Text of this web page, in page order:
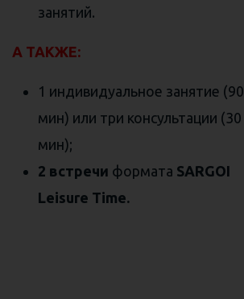
занятий.
А ТАКЖЕ:
1 индивидуальное занятие (90
мин) или три консультации (30
мин);
2 встречи формата SARGOI
Leisure Time.